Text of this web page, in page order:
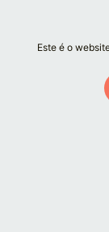
Este é o